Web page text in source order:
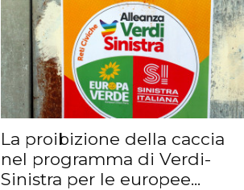
La proibizione della caccia
nel programma di Verdi-
Sinistra per le europee...